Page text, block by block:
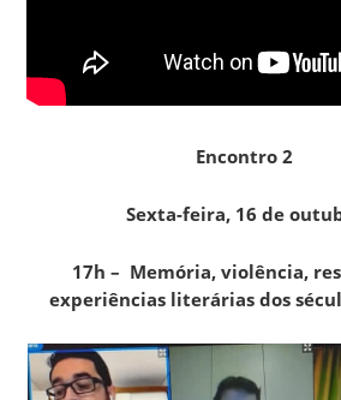
Encontro 2
Sexta-feira, 16 de
17h – Memória, violência,
experiências literárias dos